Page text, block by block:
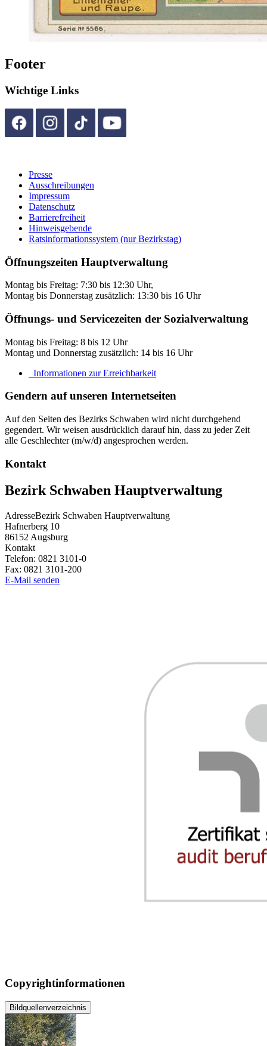
Footer
Wichtige Links
Presse
Ausschreibungen
Impressum
Datenschutz
Barrierefreiheit
Hinweisgebende
Ratsinformationssystem (nur Bezirkstag)
Öffnungszeiten Hauptverwaltung
Montag bis Freitag: 7:30 bis 12:30 Uhr,
Montag bis Donnerstag zusätzlich: 13:30 bis 16 Uhr
Öffnungs- und Servicezeiten der Sozialverwaltung
Montag bis Freitag: 8 bis 12 Uhr
Montag und Donnerstag zusätzlich: 14 bis 16 Uhr
Informationen zur Erreichbarkeit
Gendern auf unseren Internetseiten
Auf den Seiten des Bezirks Schwaben wird nicht durchgehend
gegendert. Wir weisen ausdrücklich darauf hin, dass zu jeder Zeit
alle Geschlechter (m/w/d) angesprochen werden.
Kontakt
Bezirk Schwaben Hauptverwaltung
AdresseBezirk Schwaben Hauptverwaltung
Hafnerberg 10
86152 Augsburg
Kontakt
Telefon: 0821 3101-0
Fax: 0821 3101-200
E-Mail senden
Copyrightinformationen
Bildquellenverzeichnis